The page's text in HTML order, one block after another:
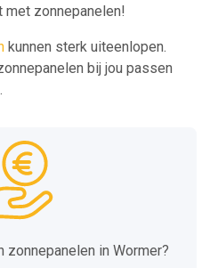
met zonnepanelen!
kunnen sterk uiteenlopen.
bij jou passen
in Wormer?